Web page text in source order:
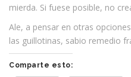
mierda. Si fuese posible, no
Ale, a pensar en otras
las guillotinas, sabio remedio
Comparte esto: